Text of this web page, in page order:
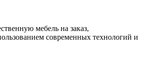
мебель на заказ,
современных технологий и